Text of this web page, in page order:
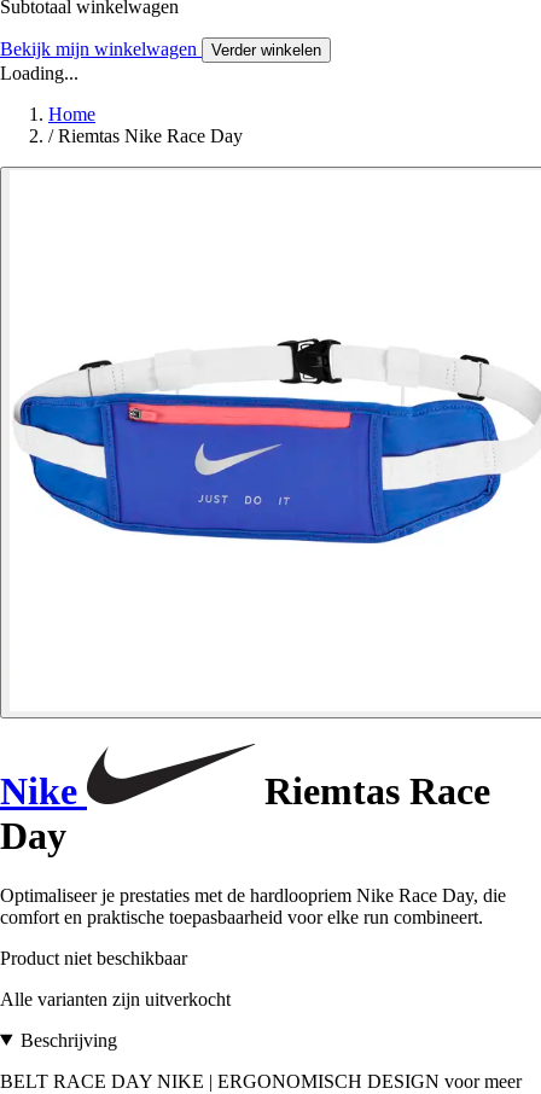
Subtotaal winkelwagen
Bekijk mijn winkelwagen Verder winkelen
Loading...
Home
/ Riemtas Nike Race Day
Nike
Riemtas Race
Day
Optimaliseer je prestaties met de hardloopriem Nike Race Day, die
comfort en praktische toepasbaarheid voor elke run combineert.
Product niet beschikbaar
Alle varianten zijn uitverkocht
Beschrijving
BELT RACE DAY NIKE | ERGONOMISCH DESIGN voor meer